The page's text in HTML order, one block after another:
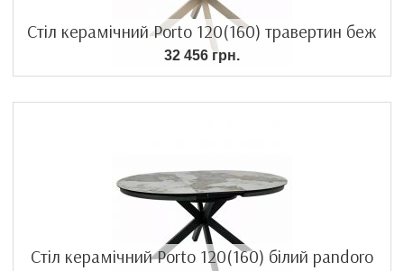
Стіл керамічний Porto 120(160) травертин беж
32 456 грн.
Стіл керамічний Porto 120(160) білий pandoro